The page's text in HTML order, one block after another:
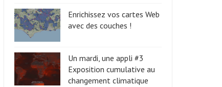
Enrichissez vos cartes Web
avec des couches !
Un mardi, une appli #3
Exposition cumulative au
changement climatique